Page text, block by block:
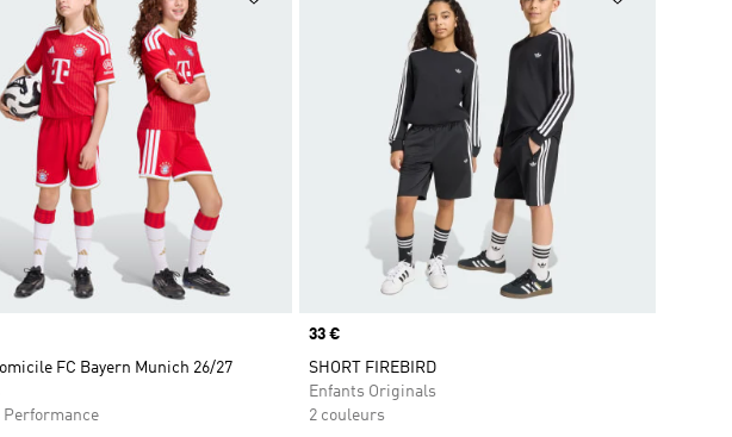
FC Bayern Munich 26/27
Performance
Prix
33 €
SHORT FIREBIRD
Enfants Originals
2 couleurs